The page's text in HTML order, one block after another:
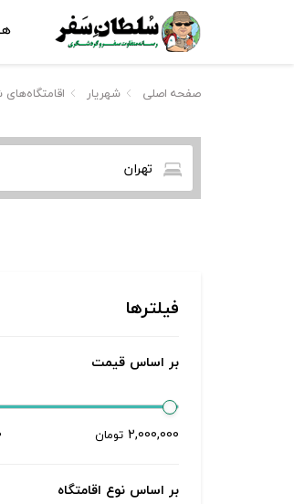
صفحه اصلی شهریار اقامتگاه‌های
تهران
فیلترها
بر اساس قیمت
2,000,000 تومان
بر اساس نوع اقامتگاه